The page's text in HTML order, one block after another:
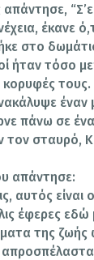
έκανε
στο
ήταν τόσο
κορυφές
έναν
πάνω σε
σταυρό,
απάντησε:
αυτός είναι
έφερες εδώ
της ζωής